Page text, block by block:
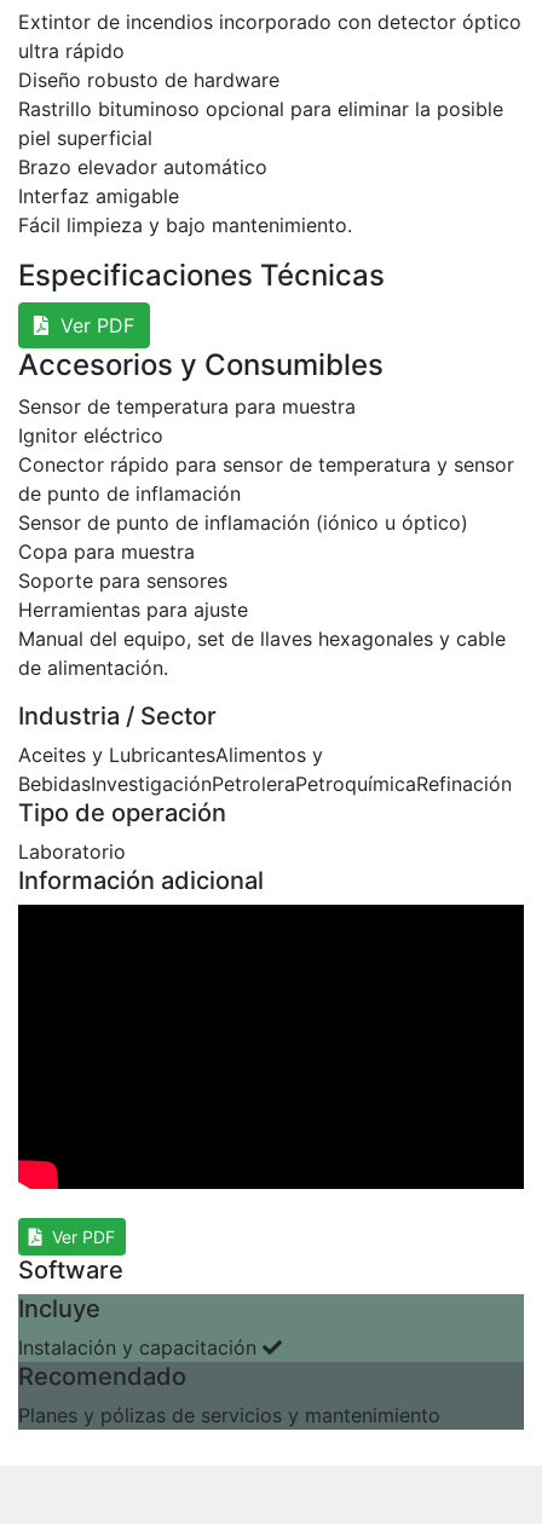
Extintor de incendios incorporado con detector óptico
ultra rápido
Diseño robusto de hardware
Rastrillo bituminoso opcional para eliminar la posible
piel superficial
Brazo elevador automático
Interfaz amigable
Fácil limpieza y bajo mantenimiento.
Especificaciones Técnicas
Ver PDF
Accesorios y Consumibles
Sensor de temperatura para muestra
Ignitor eléctrico
Conector rápido para sensor de temperatura y sensor
de punto de inflamación
Sensor de punto de inflamación (iónico u óptico)
Copa para muestra
Soporte para sensores
Herramientas para ajuste
Manual del equipo, set de llaves hexagonales y cable
de alimentación.
Industria / Sector
Aceites y LubricantesAlimentos y
BebidasInvestigaciónPetroleraPetroquímicaRefinación
Tipo de operación
Laboratorio
Información adicional
Ver PDF
Software
Incluye
Instalación y capacitación
Recomendado
Planes y pólizas de servicios y mantenimiento